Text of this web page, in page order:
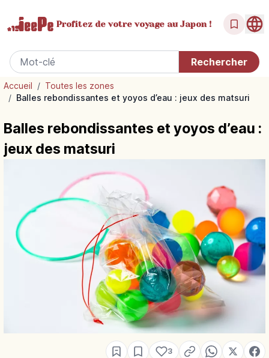
Profitez de votrevoyage au Japon !
Accueil / Toutes les zones
/ Balles rebondissantes et yoyos d’eau : jeux des matsuri
Balles rebondissantes et yoyos d’eau :
jeux des matsuri
3